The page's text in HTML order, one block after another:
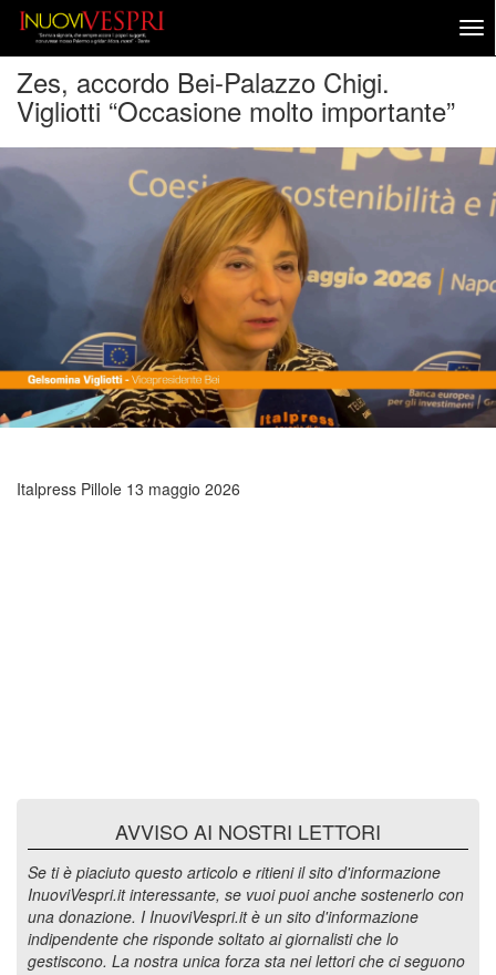
Zes, accordo Bei-Palazzo Chigi.
Vigliotti “Occasione molto importante”
Italpress Pillole 13 maggio 2026
AVVISO AI NOSTRI LETTORI
Se ti è piaciuto questo articolo e ritieni il sito d'informazione
InuoviVespri.it interessante, se vuoi puoi anche sostenerlo con
una donazione. I InuoviVespri.it è un sito d'informazione
indipendente che risponde soltato ai giornalisti che lo
gestiscono. La nostra unica forza sta nei lettori che ci seguono